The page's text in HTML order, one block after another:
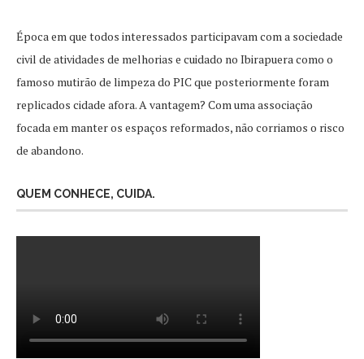
Época em que todos interessados participavam com a sociedade
civil de atividades de melhorias e cuidado no Ibirapuera como o
famoso mutirão de limpeza do PIC que posteriormente foram
replicados cidade afora. A vantagem? Com uma associação
focada em manter os espaços reformados, não corriamos o risco
de abandono.
QUEM CONHECE, CUIDA.